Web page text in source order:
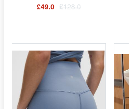
£49.0 £128.0